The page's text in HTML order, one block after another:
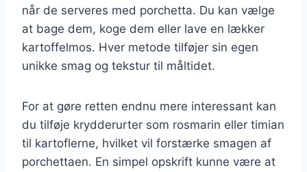
når de serveres med porchetta. Du kan vælge
at bage dem, koge dem eller lave en lækker
kartoffelmos. Hver metode tilføjer sin egen
unikke smag og tekstur til måltidet.
For at gøre retten endnu mere interessant kan
du tilføje krydderurter som rosmarin eller timian
til kartoflerne, hvilket vil forstærke smagen af
porchettaen. En simpel opskrift kunne være at